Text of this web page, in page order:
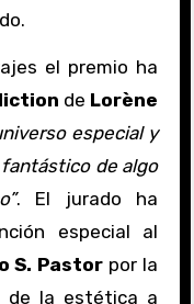
el premio ha
de Lorène
especial y
de algo
. El jurado ha
especial al
S. Pastor por la
de la estética a